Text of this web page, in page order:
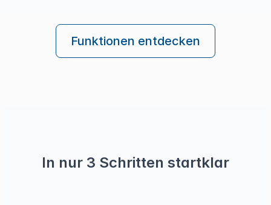
Funktionen entdecken
In nur 3 Schritten startklar